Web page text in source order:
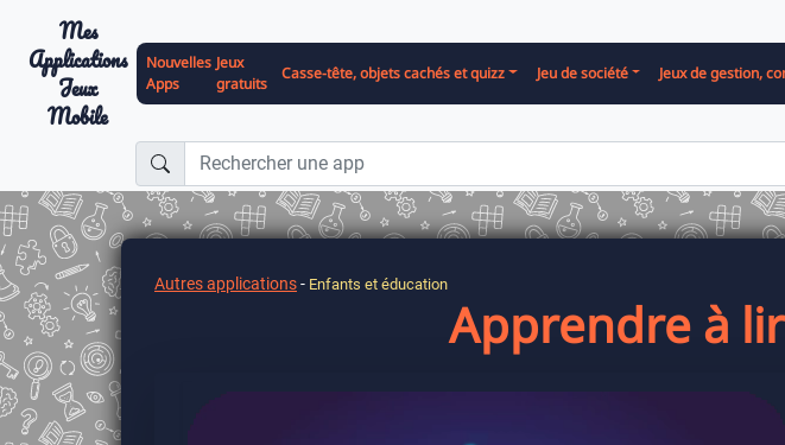
Mes
Applications
Jeux
Mobile
Nouvelles
Apps
Jeux
gratuits
Casse-tête, objets cachés et quizz Jeu de société Jeux de gestion,
Autres applications- Enfants et éducation
Apprendre à